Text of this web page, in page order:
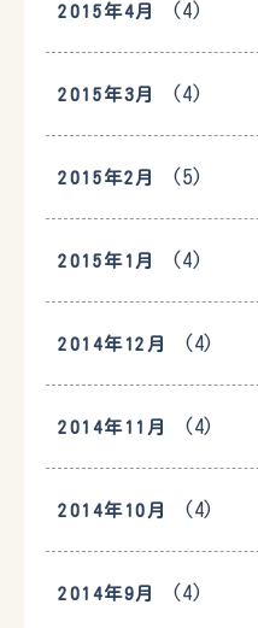
2015年4月 (4)
2015年3月 (4)
2015年2月 (5)
2015年1月 (4)
2014年12月 (4)
2014年11月 (4)
2014年10月 (4)
2014年9月 (4)